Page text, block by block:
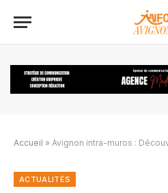
Accueil » Avignon intra-muros :
ACTUALITÉS